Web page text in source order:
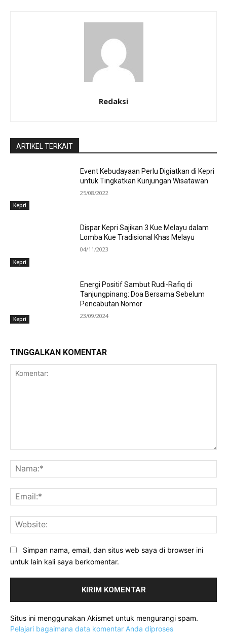
Redaksi
ARTIKEL TERKAIT
Kepri
Event Kebudayaan Perlu Digiatkan di Kepri
untuk Tingkatkan Kunjungan Wisatawan
25/08/2022
Kepri
Dispar Kepri Sajikan 3 Kue Melayu dalam
Lomba Kue Tradisional Khas Melayu
04/11/2023
Kepri
Energi Positif Sambut Rudi-Rafiq di
Tanjungpinang: Doa Bersama Sebelum
Pencabutan Nomor
23/09/2024
TINGGALKAN KOMENTAR
Simpan nama, email, dan situs web saya di browser ini
untuk lain kali saya berkomentar.
Situs ini menggunakan Akismet untuk mengurangi spam.
Pelajari bagaimana data komentar Anda diproses